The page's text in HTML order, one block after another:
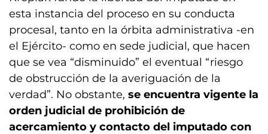
esta instancia del proceso en su conducta
procesal, tanto en la órbita administrativa -en
el Ejército- como en sede judicial, que hacen
que se vea “disminuido” el eventual “riesgo
de obstrucción de la averiguación de la
verdad”. No obstante, se encuentra vigente la
orden judicial de prohibición de
acercamiento y contacto del imputado con